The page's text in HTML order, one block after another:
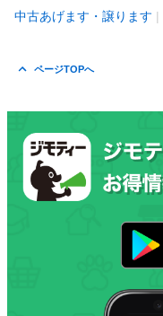
中古あげます・譲ります
ページTOPへ